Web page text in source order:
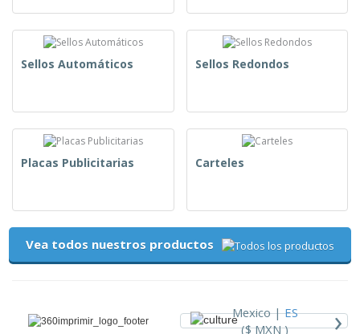
Sellos Automáticos Sellos Redondos
Placas Publicitarias Carteles
Vea todos nuestros productos
Mexico |ES
($ MXN )
›